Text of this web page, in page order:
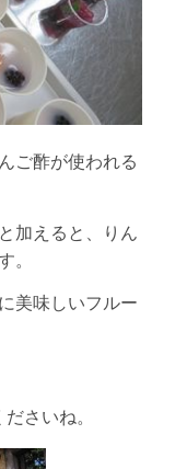
ご酢が使われる
加えると、りん
。
美味しいフルー
さいね。